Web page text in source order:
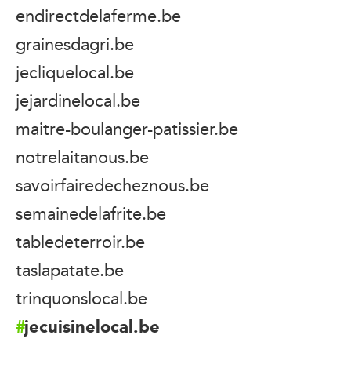
endirectdelaferme.be
grainesdagri.be
jecliquelocal.be
jejardinelocal.be
maitre-boulanger-patissier.be
notrelaitanous.be
savoirfairedecheznous.be
semainedelafrite.be
tabledeterroir.be
taslapatate.be
trinquonslocal.be
jecuisinelocal.be